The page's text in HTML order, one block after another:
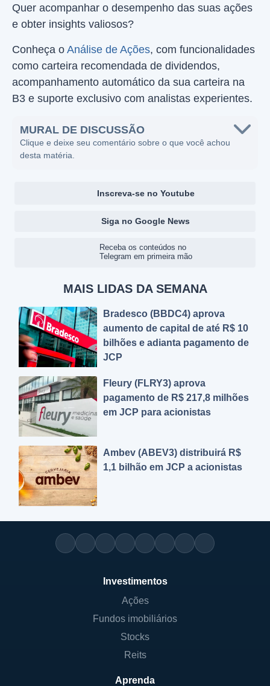
Quer acompanhar o desempenho das suas ações
e obter insights valiosos?
Conheça o Análise de Ações, com funcionalidades
como carteira recomendada de dividendos,
acompanhamento automático da sua carteira na
B3 e suporte exclusivo com analistas experientes.
MURAL DE DISCUSSÃO
Clique e deixe seu comentário sobre o que você achou
desta matéria.
Inscreva-se no Youtube
Siga no Google News
Receba os conteúdos no
Telegram em primeira mão
MAIS LIDAS DA SEMANA
Bradesco (BBDC4) aprova
aumento de capital de até R$ 10
bilhões e adianta pagamento de
JCP
Fleury (FLRY3) aprova
pagamento de R$ 217,8 milhões
em JCP para acionistas
Ambev (ABEV3) distribuirá R$
1,1 bilhão em JCP a acionistas
Investimentos
Ações
Fundos imobiliários
Stocks
Reits
Aprenda